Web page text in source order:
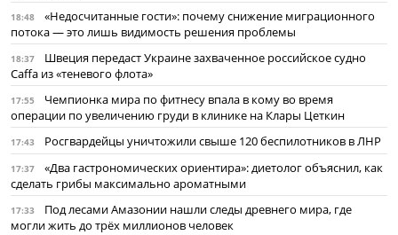
18:48
«Недосчитанные гости»: почему снижение миграционного
потока — это лишь видимость решения проблемы
18:37
Швеция передаст Украине захваченное российское судно
Caffa из «теневого флота»
17:55
Чемпионка мира по фитнесу впала в кому во время
операции по увеличению груди в клинике на Клары Цеткин
17:43 Росгвардейцы уничтожили свыше 120 беспилотников в ЛНР
17:37
«Два гастрономических ориентира»: диетолог объяснил, как
сделать грибы максимально ароматными
17:33
Под лесами Амазонии нашли следы древнего мира, где
могли жить до трёх миллионов человек